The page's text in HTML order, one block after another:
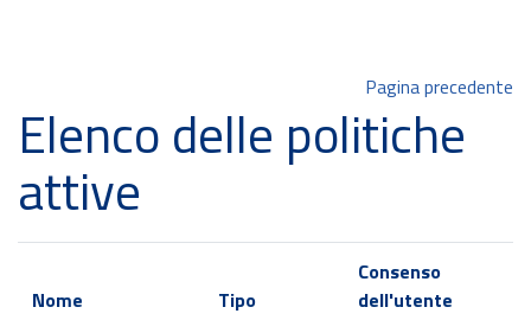
Pagina precedente
Elenco delle politiche
attive
Nome Tipo
Consenso
dell'utente